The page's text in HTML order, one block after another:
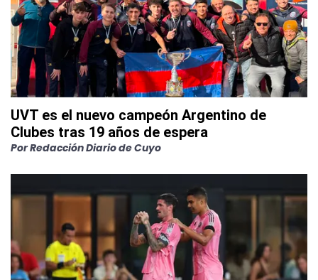
UVT es el nuevo campeón Argentino de
Clubes tras 19 años de espera
PorRedacción Diario de Cuyo